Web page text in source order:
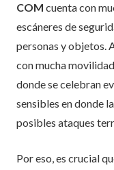
COM cuenta con
escáneres de
personas y objetos.
con mucha
donde se celebran
sensibles en donde
posibles ataques
Por eso, es crucial